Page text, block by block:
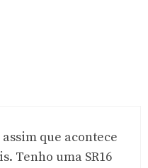
que acontece
Tenho uma SR16